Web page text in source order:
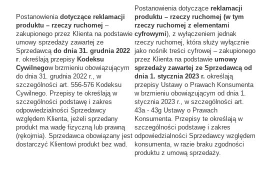
Postanowienia dotyczące reklamacji
produktu – rzeczy ruchomej –
zakupionego przez Klienta na podstawie
umowy sprzedaży zawartej ze
Sprzedawcą do dnia 31. grudnia 2022
r. określają przepisy Kodeksu
Cywilnegow brzmieniu obowiązującym
do dnia 31. grudnia 2022 r., w
szczególności art. 556-576 Kodeksu
Cywilnego. Przepisy te określają w
szczególności podstawę i zakres
odpowiedzialności Sprzedawcy
względem Klienta, jeżeli sprzedany
produkt ma wadę fizyczną lub prawną
(rękojmia). Sprzedawca obowiązany jest
dostarczyć Klientowi produkt bez wad.
Postanowienia dotyczące reklamacji
produktu – rzeczy ruchomej (w tym
rzeczy ruchomej z elementami
cyfrowymi), z wyłączeniem jednak
rzeczy ruchomej, która służy wyłącznie
jako nośnik treści cyfrowej – zakupionego
przez Klienta na podstawie umowy
sprzedaży zawartej ze Sprzedawcą od
dnia 1. stycznia 2023 r. określają
przepisy Ustawy o Prawach Konsumenta
w brzmieniu obowiązującym od dnia 1.
stycznia 2023 r., w szczególności art.
43a - 43g Ustawy o Prawach
Konsumenta. Przepisy te określają w
szczególności podstawę i zakres
odpowiedzialności Sprzedawcy względem
konsumenta, w razie braku zgodności
produktu z umową sprzedaży.